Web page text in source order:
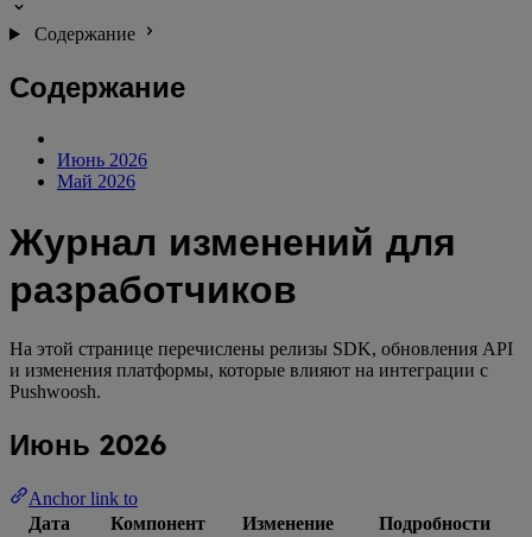
Содержание
Содержание
Июнь 2026
Май 2026
Журнал изменений для
разработчиков
На этой странице перечислены релизы SDK, обновления API
и изменения платформы, которые влияют на интеграции с
Pushwoosh.
Июнь 2026
Anchor link to
Дата
Компонент Изменение
Подробности